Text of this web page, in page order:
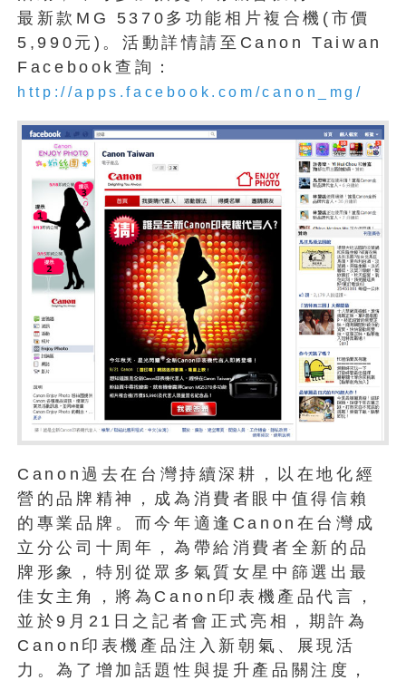
最新款MG 5370多功能相片複合機(市價
5,990元)。活動詳情請至Canon Taiwan
Facebook查詢：
http://apps.facebook.com/canon_mg/
Canon過去在台灣持續深耕，以在地化經
營的品牌精神，成為消費者眼中值得信賴
的專業品牌。而今年適逢Canon在台灣成
立分公司十周年，為帶給消費者全新的品
牌形象，特別從眾多氣質女星中篩選出最
佳女主角，將為Canon印表機產品代言，
並於9月21日之記者會正式亮相，期許為
Canon印表機產品注入新朝氣、展現活
力。為了增加話題性與提升產品關注度，